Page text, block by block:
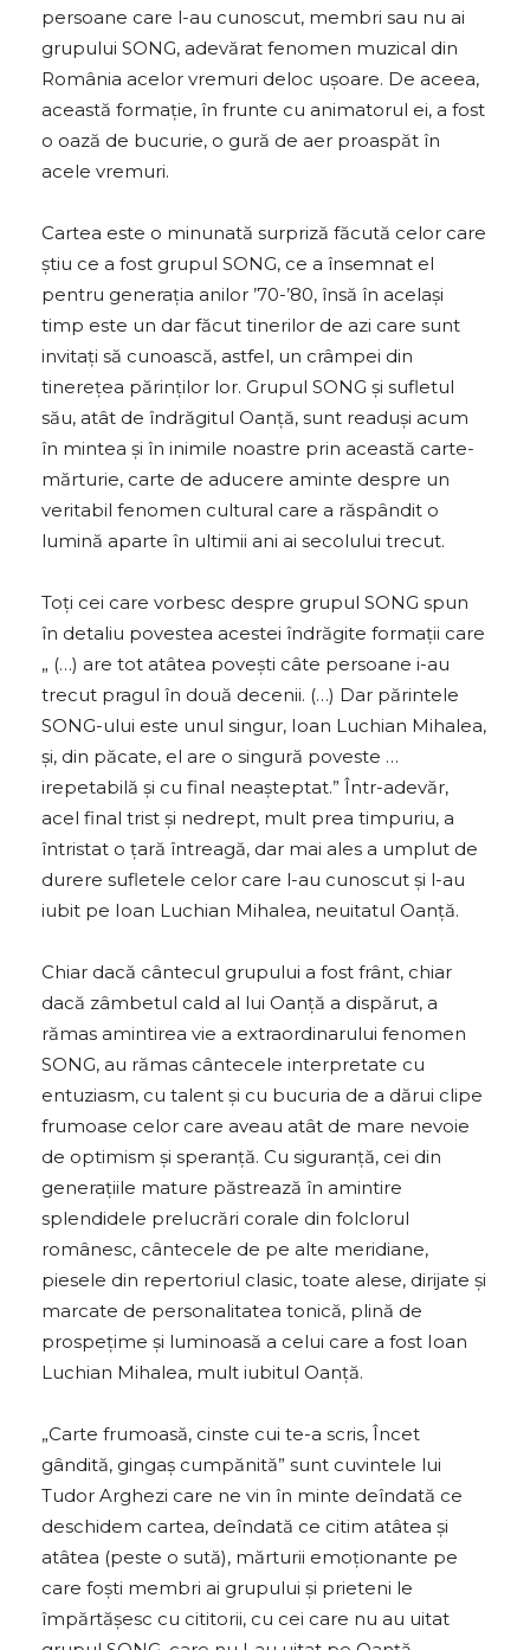
persoane care l-au cunoscut, membri sau nu ai
grupului SONG, adevărat fenomen muzical din
România acelor vremuri deloc ușoare. De aceea,
această formație, în frunte cu animatorul ei, a fost
o oază de bucurie, o gură de aer proaspăt în
acele vremuri.
Cartea este o minunată surpriză făcută celor care
știu ce a fost grupul SONG, ce a însemnat el
pentru generația anilor ’70-’80, însă în același
timp este un dar făcut tinerilor de azi care sunt
invitați să cunoască, astfel, un crâmpei din
tinerețea părinților lor. Grupul SONG și sufletul
său, atât de îndrăgitul Oanță, sunt readuși acum
în mintea și în inimile noastre prin această carte-
mărturie, carte de aducere aminte despre un
veritabil fenomen cultural care a răspândit o
lumină aparte în ultimii ani ai secolului trecut.
Toți cei care vorbesc despre grupul SONG spun
în detaliu povestea acestei îndrăgite formații care
„ (…) are tot atâtea povești câte persoane i-au
trecut pragul în două decenii. (…) Dar părintele
SONG-ului este unul singur, Ioan Luchian Mihalea,
și, din păcate, el are o singură poveste …
irepetabilă și cu final neașteptat.” Într-adevăr,
acel final trist și nedrept, mult prea timpuriu, a
întristat o țară întreagă, dar mai ales a umplut de
durere sufletele celor care l-au cunoscut și l-au
iubit pe Ioan Luchian Mihalea, neuitatul Oanță.
Chiar dacă cântecul grupului a fost frânt, chiar
dacă zâmbetul cald al lui Oanță a dispărut, a
rămas amintirea vie a extraordinarului fenomen
SONG, au rămas cântecele interpretate cu
entuziasm, cu talent și cu bucuria de a dărui clipe
frumoase celor care aveau atât de mare nevoie
de optimism și speranță. Cu siguranță, cei din
generațiile mature păstrează în amintire
splendidele prelucrări corale din folclorul
românesc, cântecele de pe alte meridiane,
piesele din repertoriul clasic, toate alese, dirijate și
marcate de personalitatea tonică, plină de
prospețime și luminoasă a celui care a fost Ioan
Luchian Mihalea, mult iubitul Oanță.
„Carte frumoasă, cinste cui te-a scris, Încet
gândită, gingaș cumpănită” sunt cuvintele lui
Tudor Arghezi care ne vin în minte deîndată ce
deschidem cartea, deîndată ce citim atâtea și
atâtea (peste o sută), mărturii emoționante pe
care foști membri ai grupului și prieteni le
împărtășesc cu cititorii, cu cei care nu au uitat